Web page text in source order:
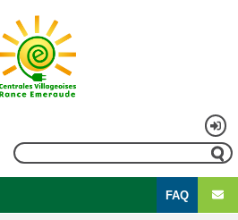
Rechercher
FAQ